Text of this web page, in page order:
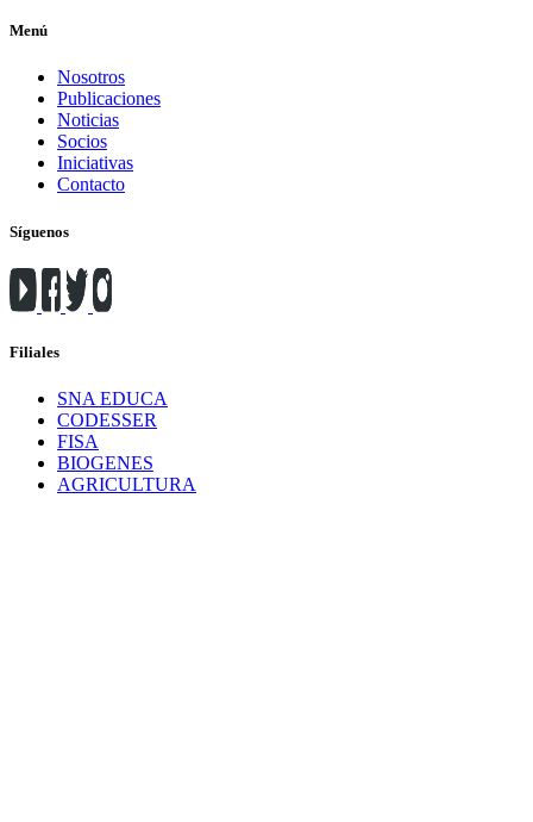
Menú
Nosotros
Publicaciones
Noticias
Socios
Iniciativas
Contacto
Síguenos
Filiales
SNA EDUCA
CODESSER
FISA
BIOGENES
AGRICULTURA